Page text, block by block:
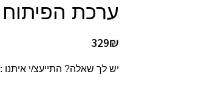
ערכת הפיתוח
329₪
יש לך שאלה? התייעצ/י איתנו